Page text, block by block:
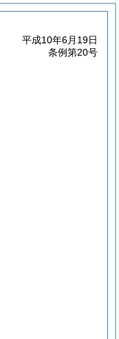
平成10年6月19日
条例第20号